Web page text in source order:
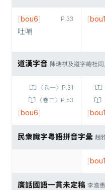
P.33
[bou6]
吐哺
[bou1
道漢字音 陳瑞祺及道字總社
〈卷一〉P.31
〈卷二〉P.53
[bou6] [bou1
民衆識字粤語拼音字彙 趙
[bou1
廣話國語一貫未定稿 李澹